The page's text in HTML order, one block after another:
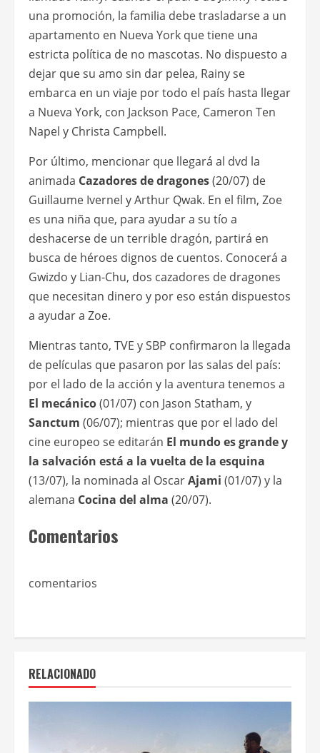
una promoción, la familia debe trasladarse a un
apartamento en Nueva York que tiene una
estricta política de no mascotas. No dispuesto a
dejar que su amo sin dar pelea, Rainy se
embarca en un viaje por todo el país hasta llegar
a Nueva York, con Jackson Pace, Cameron Ten
Napel y Christa Campbell.
Por último, mencionar que llegará al dvd la
animada Cazadores de dragones(20/07) de
Guillaume Ivernel y Arthur Qwak. En el film, Zoe
es una niña que, para ayudar a su tío a
deshacerse de un terrible dragón, partirá en
busca de héroes dignos de cuentos. Conocerá a
Gwizdo y Lian-Chu, dos cazadores de dragones
que necesitan dinero y por eso están dispuestos
a ayudar a Zoe.
Mientras tanto, TVE y SBP confirmaron la llegada
de películas que pasaron por las salas del país:
por el lado de la acción y la aventura tenemos a
El mecánico(01/07) con Jason Statham, y
Sanctum (06/07); mientras que por el lado del
cine europeo se editarán El mundo es grande y
la salvación está a la vuelta de la esquina
(13/07), la nominada al OscarAjami (01/07) y la
alemana Cocina del alma (20/07).
Comentarios
comentarios
RELACIONADO